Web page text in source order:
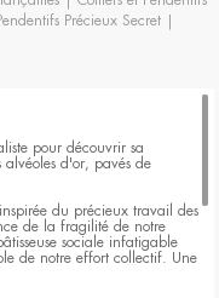
Précieux Secret |
pour découvrir sa
alvéoles d'or, pavés de
du précieux travail des
de la fragilité de notre
sociale infatigable
de notre effort collectif. Une